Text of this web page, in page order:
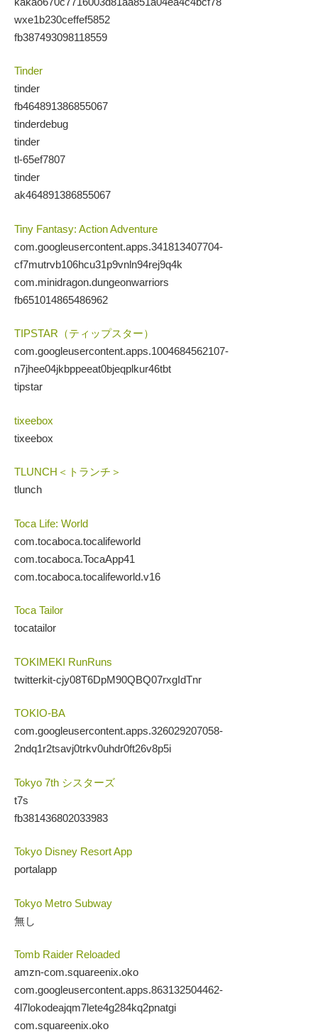
wxe1b230ceffef5852
fb387493098118559
Tinder
tinder
fb464891386855067
tinderdebug
tinder
tl-65ef7807
tinder
ak464891386855067
Tiny Fantasy: Action Adventure
com.googleusercontent.apps.341813407704-
cf7mutrvb106hcu31p9vnln94rej9q4k
com.minidragon.dungeonwarriors
fb651014865486962
TIPSTAR（ティップスター）
com.googleusercontent.apps.1004684562107-
n7jhee04jkbppeeat0bjeqplkur46tbt
tipstar
tixeebox
tixeebox
TLUNCH＜トランチ＞
tlunch
Toca Life: World
com.tocaboca.tocalifeworld
com.tocaboca.TocaApp41
com.tocaboca.tocalifeworld.v16
Toca Tailor
tocatailor
TOKIMEKI RunRuns
twitterkit-cjy08T6DpM90QBQ07rxgIdTnr
TOKIO-BA
com.googleusercontent.apps.326029207058-
2ndq1r2tsavj0trkv0uhdr0ft26v8p5i
Tokyo 7th シスターズ
t7s
fb381436802033983
Tokyo Disney Resort App
portalapp
Tokyo Metro Subway
無し
Tomb Raider Reloaded
amzn-com.squareenix.oko
com.googleusercontent.apps.863132504462-
4l7lokodeajqm7lete4g284kq2pnatgi
com.squareenix.oko